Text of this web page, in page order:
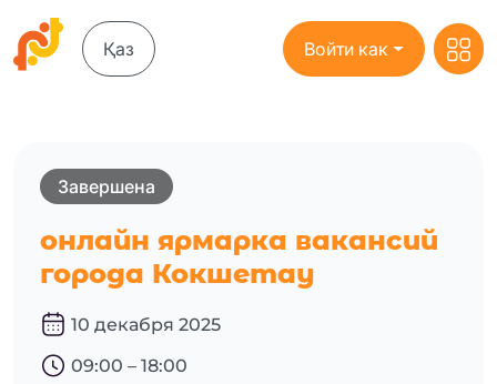
Қаз Войти как
Завершена
онлайн ярмарка вакансий
города Кокшетау
10 декабря 2025
09:00 – 18:00